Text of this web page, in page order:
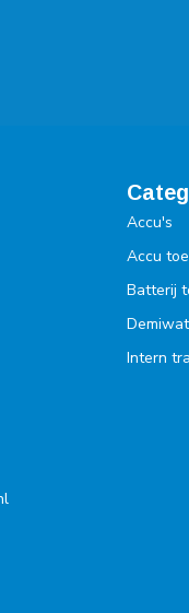
Accu's
Accu
Batterij
Intern